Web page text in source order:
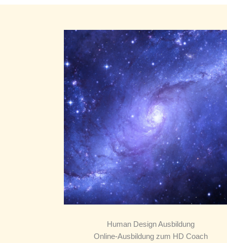
Human Design Ausbildung
Online-Ausbildung zum HD Coach